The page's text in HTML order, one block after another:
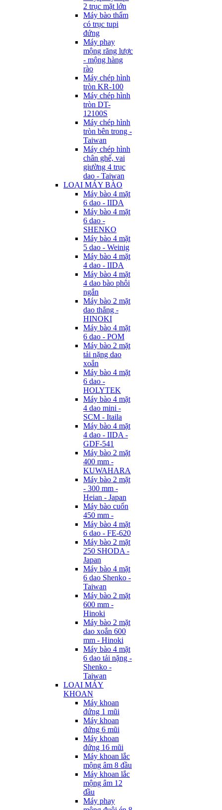
2 trục mặt lớn
Máy bào thẩm
có trục tupi
đứng
Máy phay
mộng răng lược
- mộng hàng
rào
Máy chép hình
tròn KR-100
Máy chép hình
tròn DT-
12100S
Máy chép hình
tròn bên trong -
Taiwan
Máy chép hình
chân ghế, vai
giường 4 trục
dao - Taiwan
LOẠI MÁY BÀO
Máy bào 4 mặt
6 dao - IIDA
Máy bào 4 mặt
6 dao -
SHENKO
Máy bào 4 mặt
5 dao - Weinig
Máy bào 4 mặt
4 dao - IIDA
Máy bào 4 mặt
4 dao bào phôi
ngắn
Máy bào 2 mặt
dao thẳng -
HINOKI
Máy bào 4 mặt
6 dao - POM
Máy bào 2 mặt
tải nặng dao
xoắn
Máy bào 4 mặt
6 dao -
HOLYTEK
Máy bào 4 mặt
4 dao mini -
SCM - Itaila
Máy bào 4 mặt
4 dao - IIDA -
GDF-541
Máy bào 2 mặt
400 mm -
KUWAHARA
Máy bào 2 mặt
- 300 mm -
Heian - Japan
Máy bào cuốn
450 mm -
Máy bào 4 mặt
6 dao - FE-620
Máy bào 2 mặt
250 SHODA -
Japan
Máy bào 4 mặt
6 dao Shenko -
Taiwan
Máy bào 2 mặt
600 mm -
Hinoki
Máy bào 2 mặt
dao xoắn 600
mm - Hinoki
Máy bào 4 mặt
6 dao tải nặng -
Shenko -
Taiwan
LOẠI MÁY
KHOAN
Máy khoan
đứng 1 mũi
Máy khoan
đứng 6 mũi
Máy khoan
đứng 16 mũi
Máy khoan lắc
mộng âm 8 đầu
Máy khoan lắc
mộng âm 12
đầu
Máy phay